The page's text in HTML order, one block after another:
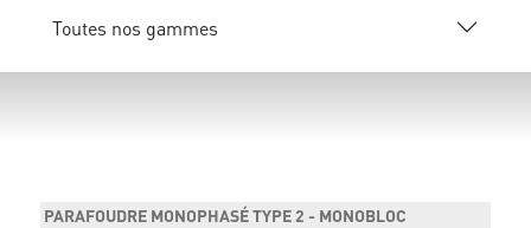
Toutes nos gammes
PARAFOUDRE MONOPHASÉ TYPE 2 - MONOBLOC